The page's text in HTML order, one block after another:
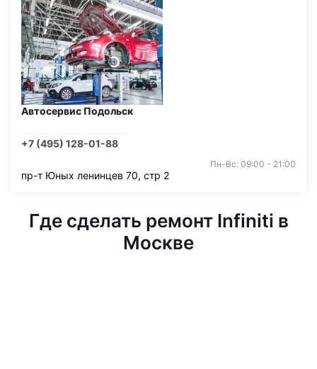
Автосервис Подольск
+7 (495) 128-01-88
Пн-Вс: 09:00 - 21:00
пр-т Юных ленинцев 70, стр 2
Где сделать ремонт Infiniti в
Москве